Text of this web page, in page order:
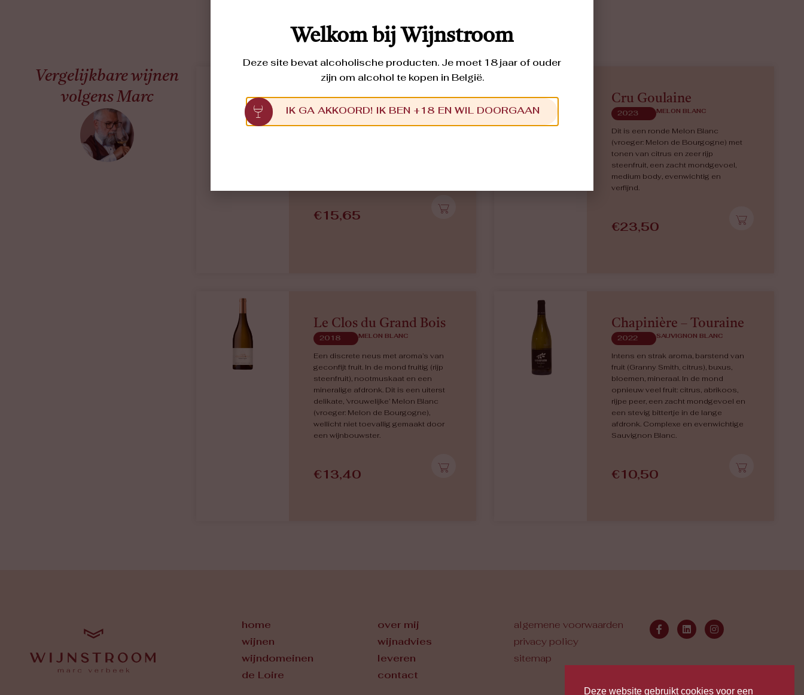
Vergelijkbare wijnen
volgens Marc
La Jouvencelle
2024 CHENIN BLANC
€ 15,65
Cru Goulaine
2023 MELON BLANC
Dit is een ronde Melon Blanc
(vroeger: Melon de Bourgogne) met
tonen van citrus en zeer rijp
steenfruit, een zacht mondgevoel,
medium body, evenwichtig en
verfijnd.
€23,50
Le Clos du Grand Bois
2018 MELON BLANC
Een discrete neus met aroma’s van
geconfijt fruit. In de mond fruitig (rijp
steenfruit), nootmuskaat en een
mineralige afdronk. Dit is een uiterst
delikate, ‘vrouwelijke’ Melon Blanc
(vroeger: Melon de Bourgogne),
wellicht niet toevallig gemaakt door
een wijnbouwster.
€ 13,40
Chapinière – Touraine
2022 SAUVIGNON BLANC
Intens en strak aroma, barstend van
fruit (Granny Smith, citrus), buxus,
bloemen, mineraal. In de mond
opnieuw veel fruit: citrus, abrikoos,
rijpe peer, een zacht mondgevoel en
een stevig bittertje in de lange
afdronk. Complexe en evenwichtige
Sauvignon Blanc.
€ 10,50
home
wijnen
wijndomeinen
de Loire
over mij
wijnadvies
leveren
contact
algemene voorwaarden
privacy policy
sitemap
Welkom bij Wijnstroom
Deze site bevat alcoholische producten. Je moet 18 jaar of ouder
zijn om alcohol te kopen in België.
IK GA AKKOORD! IK BEN +18 EN WIL DOORGAAN
Deze website gebruikt cookies voor een